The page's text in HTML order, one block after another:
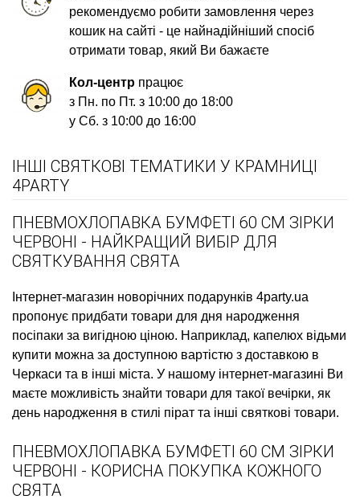
рекомендуємо робити замовлення через
кошик на сайті - це найнадійніший спосіб
отримати товар, який Ви бажаєте
Кол-центр працює
з Пн. по Пт. з 10:00 до 18:00
у Сб. з 10:00 до 16:00
ІНШІ СВЯТКОВІ ТЕМАТИКИ У КРАМНИЦІ
4PARTY
ПНЕВМОХЛОПАВКА БУМФЕТІ 60 СМ ЗІРКИ
ЧЕРВОНІ - НАЙКРАЩИЙ ВИБІР ДЛЯ
СВЯТКУВАННЯ СВЯТА
Інтернет-магазин новорічних подарунків 4party.ua
пропонує придбати товари для дня народження
посіпаки за вигідною ціною. Наприклад, капелюх відьми
купити можна за доступною вартістю з доставкою в
Черкаси та в інші міста. У нашому інтернет-магазині Ви
маєте можливість знайти товари для такої вечірки, як
день народження в стилі пірат та інші святкові товари.
ПНЕВМОХЛОПАВКА БУМФЕТІ 60 СМ ЗІРКИ
ЧЕРВОНІ - КОРИСНА ПОКУПКА КОЖНОГО
СВЯТА